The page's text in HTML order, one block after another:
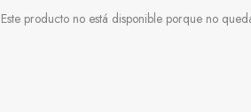
Este producto no está disponible porque no